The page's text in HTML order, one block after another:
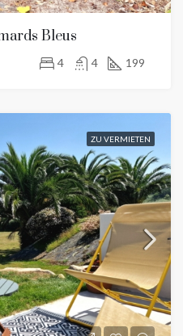
Bleus
4 4 199
ZU VERMIETEN